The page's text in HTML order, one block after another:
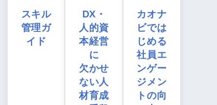
スキル
管理ガ
イド
DX・
人的資
本経営
に
欠かせ
ない人
材育成
カオナ
ビでは
じめる
社員エ
ンゲー
ジメン
トの向